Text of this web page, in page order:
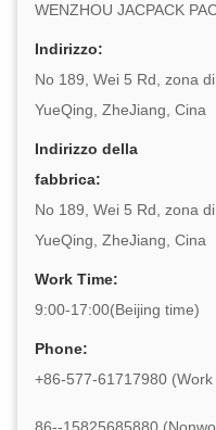
WENZHOU JACPACK
Indirizzo:
No 189, Wei 5 Rd, zona
YueQing, ZheJiang, Cina
Indirizzo della
fabbrica:
No 189, Wei 5 Rd, zona
YueQing, ZheJiang, Cina
Work Time:
9:00-17:00(Beijing time)
Phone:
+86-577-61717980 (Work